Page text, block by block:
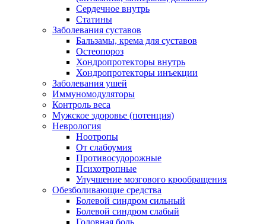
Сердечное внутрь
Статины
Заболевания суставов
Бальзамы, крема для суставов
Остеопороз
Хондропротекторы внутрь
Хондропротекторы инъекции
Заболевания ушей
Иммуномодуляторы
Контроль веса
Мужское здоровье (потенция)
Неврология
Ноотропы
От слабоумия
Противосудорожные
Психотропные
Улучшение мозгового крообращения
Обезболивающие средства
Болевой синдром сильный
Болевой синдром слабый
Головная боль